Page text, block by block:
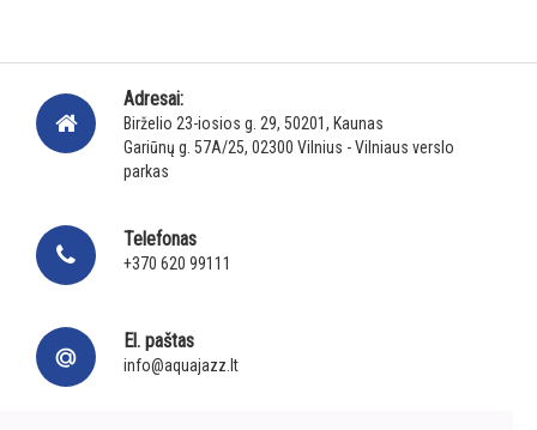
Adresai:
Birželio 23-iosios g. 29, 50201, Kaunas
Gariūnų g. 57A/25, 02300 Vilnius - Vilniaus verslo
parkas
Telefonas
+370 620 99111
El. paštas
info@aquajazz.lt